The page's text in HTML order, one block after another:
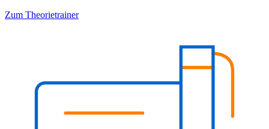
Zum Theorietrainer